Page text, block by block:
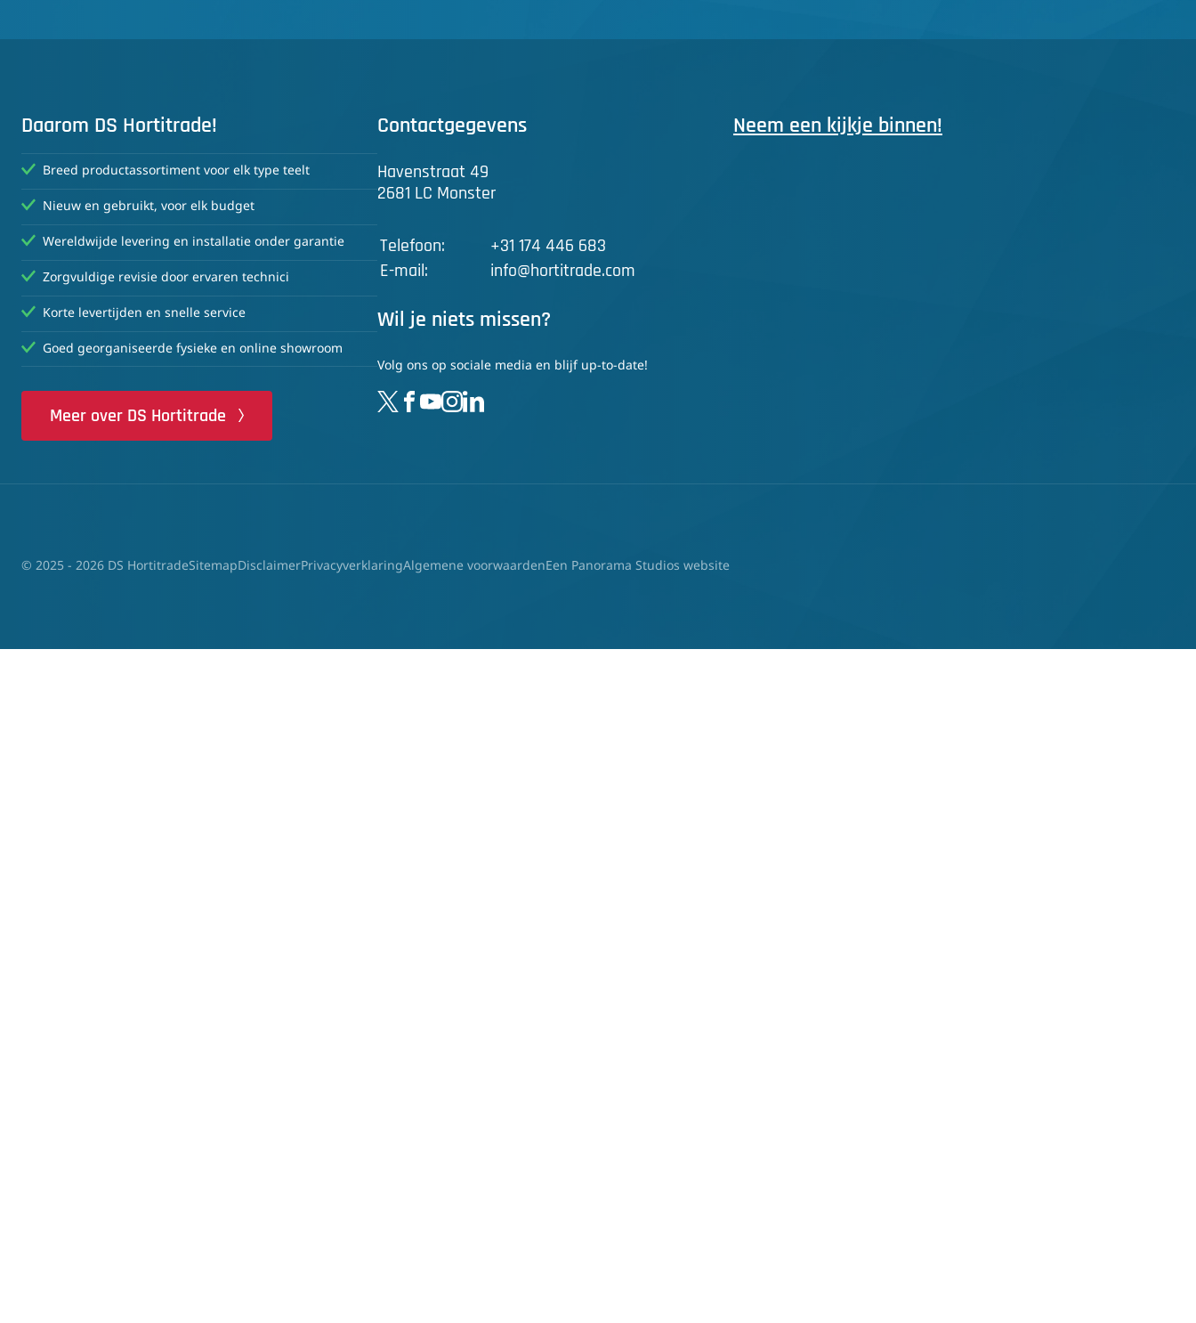
Daarom DS Hortitrade!
Breed productassortiment voor elk type teelt
Nieuw en gebruikt, voor elk budget
Wereldwijde levering en installatie onder garantie
Zorgvuldige revisie door ervaren technici
Korte levertijden en snelle service
Goed georganiseerde fysieke en online showroom
Meer over DS Hortitrade
Contactgegevens
Havenstraat 49
2681 LC Monster
Telefoon:
+31 174 446 683
E-mail:
info@hortitrade.com
Wil je niets missen?
Volg ons op sociale media en blijf up-to-date!
Neem een kijkje binnen!
© 2025 - 2026 DS HortitradeSitemapDisclaimerPrivacyverklaringAlgemene voorwaardenEen Panorama Studios website